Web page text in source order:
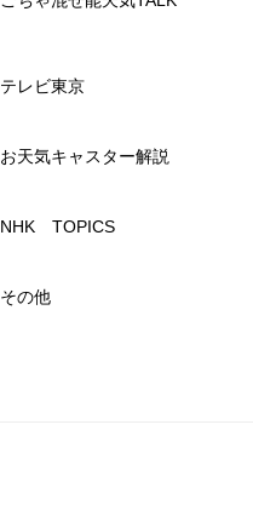
テレビ東京
お天気キャスター解説
NHK TOPICS
その他